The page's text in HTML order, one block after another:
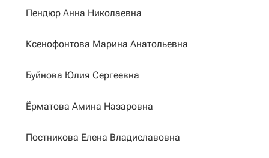
Пендюр Анна Николаевна
Ксенофонтова Марина Анатольевна
Буйнова Юлия Сергеевна
Ёрматова Амина Назаровна
Постникова Елена Владиславовна